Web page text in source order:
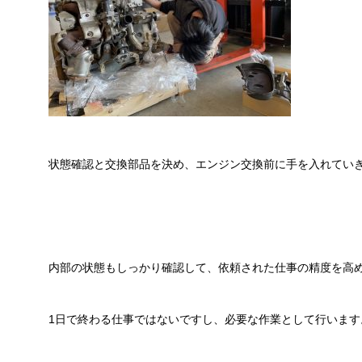
状態確認と交換部品を決め、エンジン交換前に手を入れてい
内部の状態もしっかり確認して、依頼された仕事の精度を高
1日で終わる仕事ではないですし、必要な作業として行います